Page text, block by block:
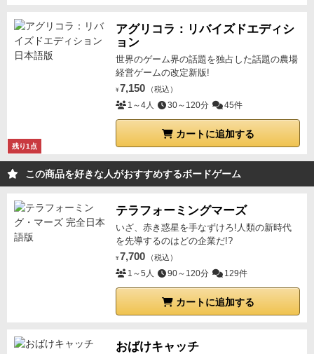
残り1点
アグリコラ：リバイズドエディシ
ョン
世界のゲーム界の話題を独占した話題の農場
経営ゲームの改定新版!
¥ 7,150 （税込）
1～4人 30～120分 45件
カートに追加する
この商品を好きな人がおすすめするボードゲーム
テラフォーミングマーズ
いざ、赤き惑星を手なずけろ!人類の新時代
を先導するのはどの企業だ!?
¥ 7,700 （税込）
1～5人 90～120分 129件
カートに追加する
おばけキャッチ